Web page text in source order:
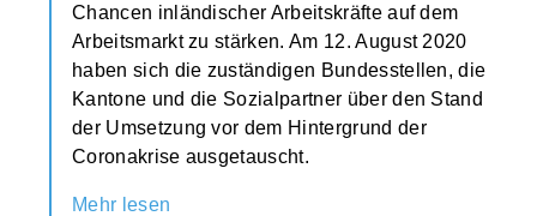
Chancen inländischer Arbeitskräfte auf dem
Arbeitsmarkt zu stärken. Am 12. August 2020
haben sich die zuständigen Bundesstellen, die
Kantone und die Sozialpartner über den Stand
der Umsetzung vor dem Hintergrund der
Coronakrise ausgetauscht.
Mehr lesen